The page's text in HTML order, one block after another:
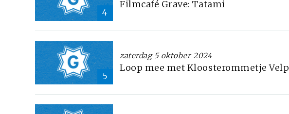
4
Filmcafé Grave: Tatami
5
zaterdag 5 oktober 2024
Loop mee met Kloosterommetje Velp